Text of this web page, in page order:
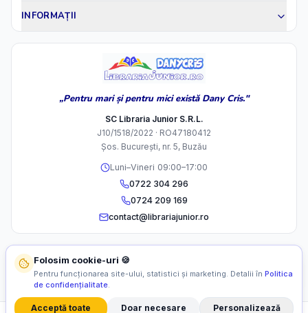
INFORMAȚII
„Pentru mari și pentru mici există Dany Cris."
SC Libraria Junior S.R.L.
J10/1518/2022 · RO47180412
Șos. București, nr. 5, Buzău
Luni–Vineri 09:00–17:00
0722 304 296
0724 209 169
contact@librariajunior.ro
Folosim cookie-uri 🍪
Pentru funcționarea site-ului, statistici și marketing. Detalii în Politica
de confidențialitate.
Acceptă toate Doar necesare Personalizează